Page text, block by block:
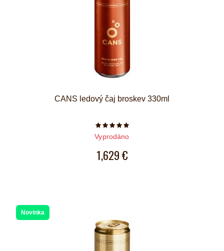
CANS ledový čaj broskev 330ml
Počet hvězdiček je 5 z 5
Vyprodáno
1,629 €
Novinka